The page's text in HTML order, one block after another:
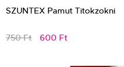
SZUNTEX Pamut Titokzokni
750 Ft 600 Ft